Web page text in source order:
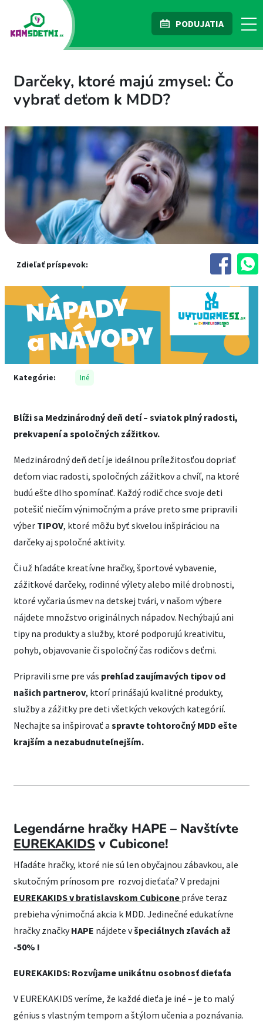
PODUJATIA
Darčeky, ktoré majú zmysel: Čo
vybrať deťom k MDD?
Zdieľať príspevok:
Kategórie: Iné
Blíži sa Medzinárodný deň detí – sviatok plný radosti,
prekvapení a spoločných zážitkov.
Medzinárodný deň detí je ideálnou príležitosťou dopriať
deťom viac radosti, spoločných zážitkov a chvíľ, na ktoré
budú ešte dlho spomínať. Každý rodič chce svoje deti
potešiť niečím výnimočným a práve preto sme pripravili
výber TIPOV, ktoré môžu byť skvelou inšpiráciou na
darčeky aj spoločné aktivity.
Či už hľadáte kreatívne hračky, športové vybavenie,
zážitkové darčeky, rodinné výlety alebo milé drobnosti,
ktoré vyčaria úsmev na detskej tvári, v našom výbere
nájdete množstvo originálnych nápadov. Nechýbajú ani
tipy na produkty a služby, ktoré podporujú kreativitu,
pohyb, objavovanie či spoločný čas rodičov s deťmi.
Pripravili sme pre vás prehľad zaujímavých tipov od
našich partnerov, ktorí prinášajú kvalitné produkty,
služby a zážitky pre deti všetkých vekových kategórií.
Nechajte sa inšpirovať a spravte tohtoročný MDD ešte
krajším a nezabudnuteľnejším.
Legendárne hračky HAPE – Navštívte
EUREKAKIDS v Cubicone!
Hľadáte hračky, ktoré nie sú len obyčajnou zábavkou, ale
skutočným prínosom pre rozvoj dieťaťa? V predajni
EUREKAKIDS v bratislavskom Cubicone práve teraz
prebieha výnimočná akcia k MDD. Jedinečné edukatívne
hračky značkyHAPE nájdete všpeciálnych zľavách až
-50% !
EUREKAKIDS: Rozvíjame unikátnu osobnosť dieťaťa
V EUREKAKIDS veríme, že každé dieťa je iné – je to malý
génius s vlastným tempom a štýlom učenia a poznávania.